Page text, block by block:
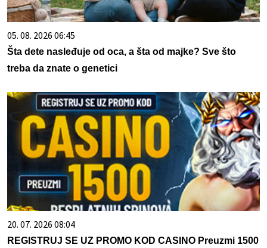
05. 08. 2026 06:45
Šta dete nasleđuje od oca, a šta od majke? Sve što
treba da znate o genetici
20. 07. 2026 08:04
REGISTRUJ SE UZ PROMO KOD CASINO Preuzmi 1500